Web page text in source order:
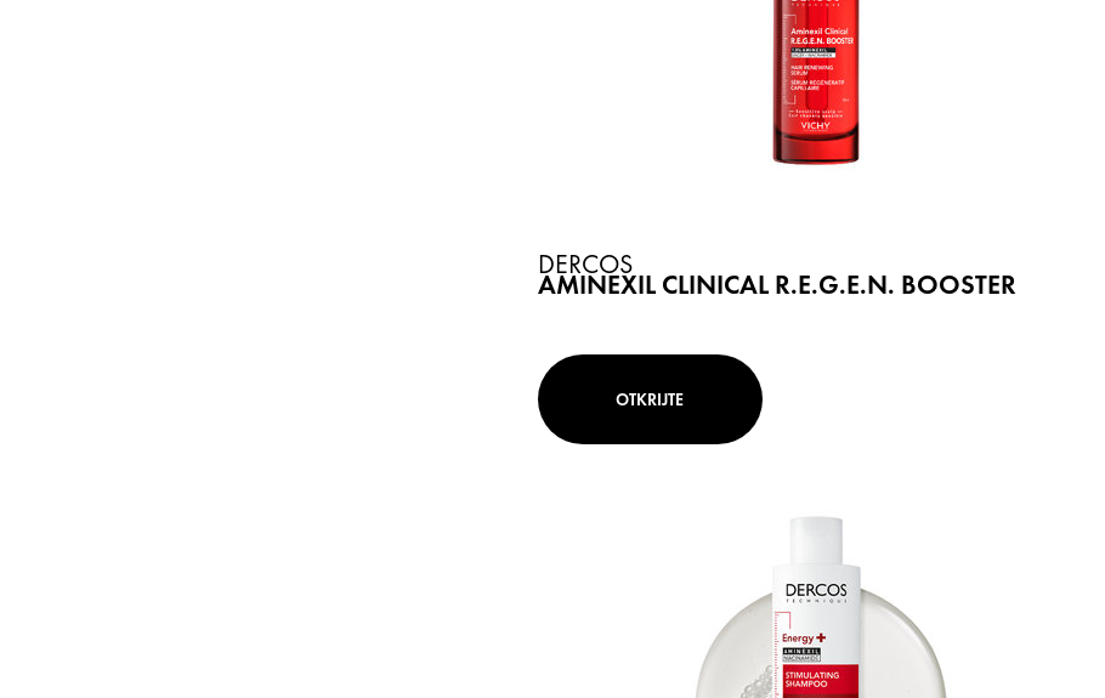
DERCOS
AMINEXIL CLINICAL R.E.G.E.N. BOOSTER
OTKRIJTE